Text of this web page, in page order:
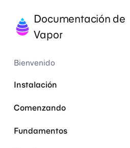
Documentación de
Vapor
Bienvenido
Instalación
Comenzando
Fundamentos